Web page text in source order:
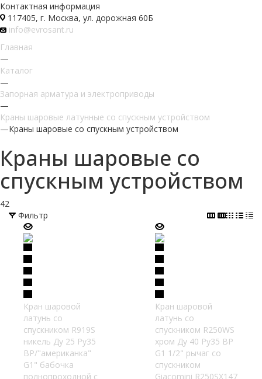
Контактная информация
117405, г. Москва, ул. дорожная 60Б
info@evrosant.ru
Главная
—
Каталог
—
Запорная арматура и электроприводы
—
Краны шаровые латунные со спускным устройством
—Краны шаровые со спускным устройством
Краны шаровые со
спускным устройством
42
Фильтр
Кран шаровой
латунь со
спускником R919S
никель Ду 25 Ру35
ВР/"американка"
G1" бабочка
полнопроходной с
Кран шаровой
латунь со
спускником R250WS
хром Ду 40 Ру35 ВР
G1 1/2" рычаг со
спускником
Giacomini R250SX147